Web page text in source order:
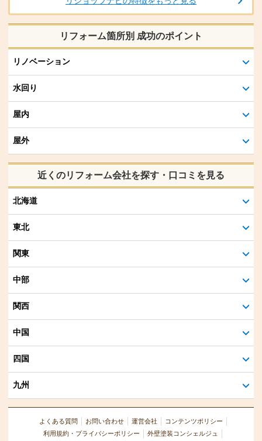
リフォーム箇所別 成功のポイント
リノベーション
水回り
屋内
屋外
近くのリフォーム会社を探す・口コミを見る
北海道
東北
関東
中部
関西
中国
四国
九州
よくある質問 お問い合わせ 運営会社
コンテンツポリシー
利用規約・プライバシーポリシー
外壁塗装コンシェルジュ